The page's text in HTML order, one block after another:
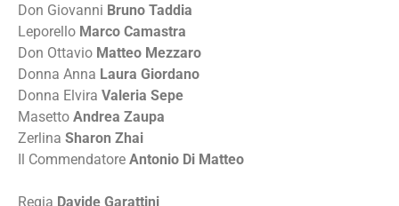
Don Giovanni Bruno Taddia
Leporello Marco Camastra
Don Ottavio Matteo Mezzaro
Donna Anna Laura Giordano
Donna Elvira Valeria Sepe
Masetto Andrea Zaupa
Zerlina Sharon Zhai
Il Commendatore Antonio Di Matteo
Regia Davide Garattini